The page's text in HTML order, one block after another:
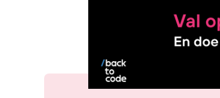
1 apr 2022, 10:52